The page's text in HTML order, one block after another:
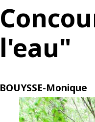
l'eau"
BOUYSSE-Monique